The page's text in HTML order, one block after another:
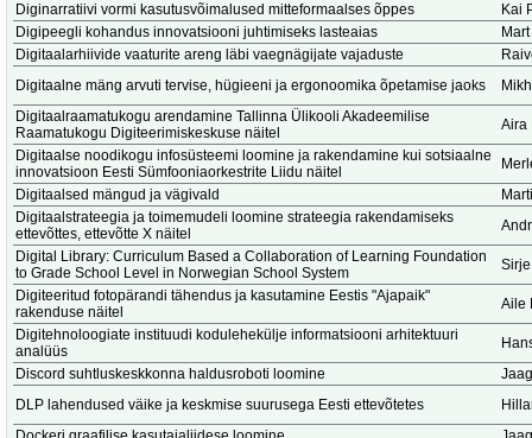
Diginarratiivi vormi kasutusvõimalused mitteformaalses õppes
Kai
Digipeegli kohandus innovatsiooni juhtimiseks lasteaias
Digitaalarhiivide vaaturite areng läbi vaegnägijate vajaduste
Digitaalne mäng arvuti tervise, hügieeni ja ergonoomika õpetamise jaoks
Digitaalraamatukogu arendamine Tallinna Ülikooli Akadeemilise
Raamatukogu Digiteerimiskeskuse näitel
Aira
Digitaalse noodikogu infosüsteemi loomine ja rakendamine kui sotsiaalne
innovatsioon Eesti Sümfooniaorkestrite Liidu näitel
Digitaalsed mängud ja vägivald
Digitaalstrateegia ja toimemudeli loomine strateegia rakendamiseks
ettevõttes, ettevõtte X näitel
Digital Library: Curriculum Based a Collaboration of Learning Foundation
to Grade School Level in Norwegian School System
Digiteeritud fotopärandi tähendus ja kasutamine Eestis "Ajapaik"
rakenduse näitel
Aile
Digitehnoloogiate instituudi kodulehekülje informatsiooni arhitektuuri
analüüs
Discord suhtluskeskkonna haldusroboti loomine
DLP lahendused väike ja keskmise suurusega Eesti ettevõtetes